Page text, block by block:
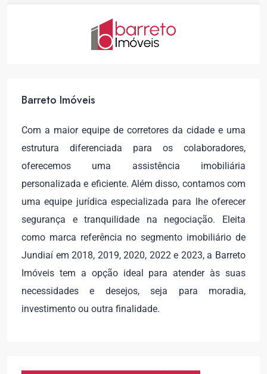
Barreto Imóveis
Com a maior equipe de corretores da cidade e uma
estrutura diferenciada para os colaboradores,
oferecemos uma assistência imobiliária
personalizada e eficiente. Além disso, contamos com
uma equipe jurídica especializada para lhe oferecer
segurança e tranquilidade na negociação. Eleita
como marca referência no segmento imobiliário de
Jundiaí em 2018, 2019, 2020, 2022 e 2023, a Barreto
Imóveis tem a opção ideal para atender às suas
necessidades e desejos, seja para moradia,
investimento ou outra finalidade.